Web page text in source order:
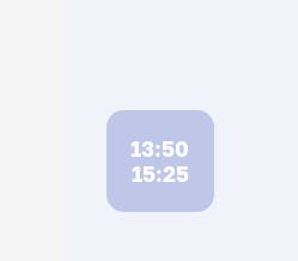
13:50
15:25